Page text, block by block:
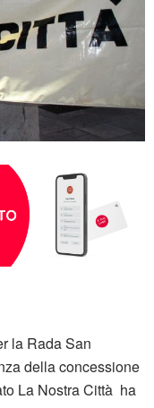
la Rada San
della concessione
La Nostra Città ha